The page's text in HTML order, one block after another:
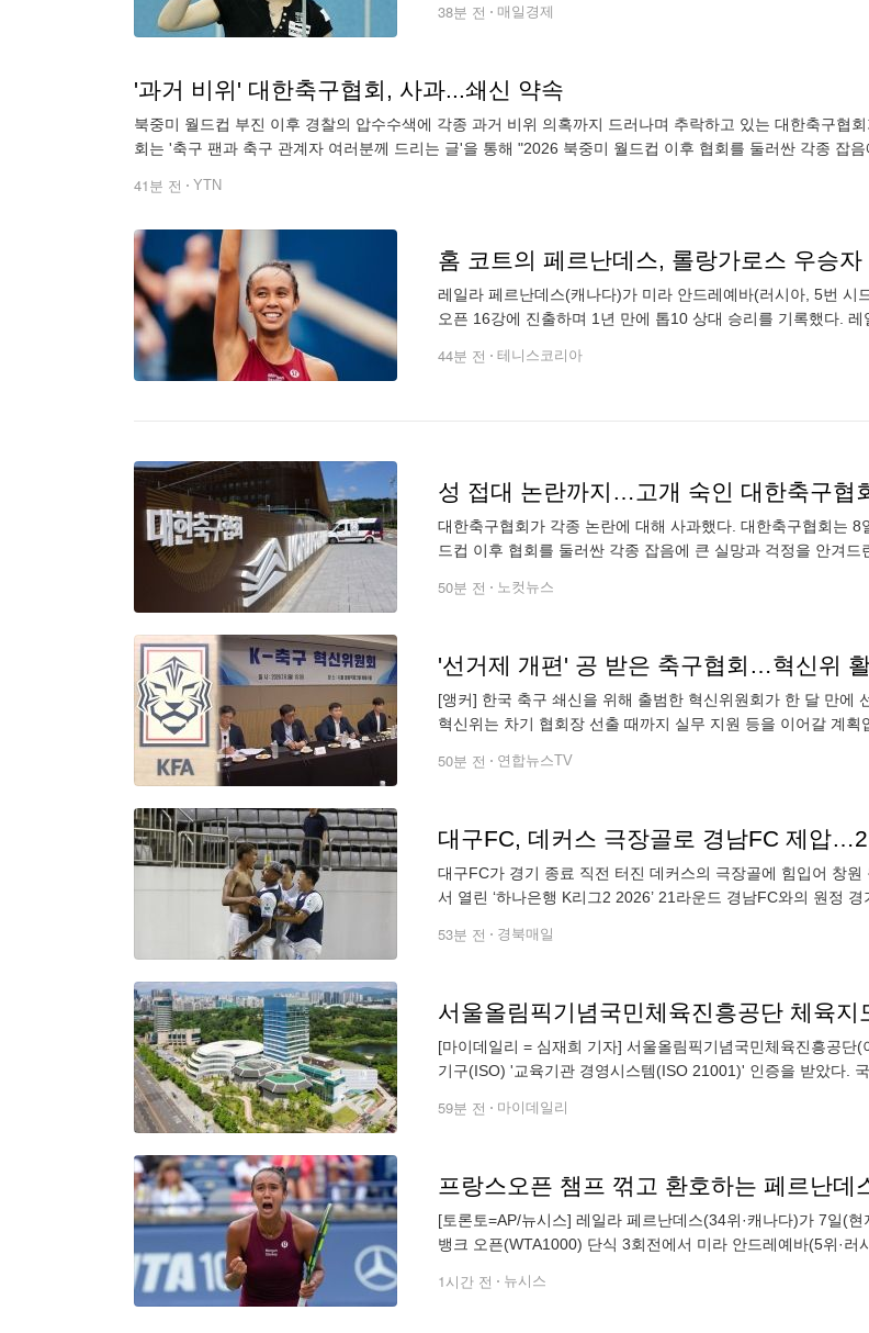
38분 전 매일경제
'과거 비위' 대한축구협회, 사과...쇄신 약속
북중미 월드컵 부진 이후 경찰의 압수수색에 각종 과거 비위 의혹까지 드러나며 추락하고 있는 대한축구협
회는 '축구 팬과 축구 관계자 여러분께 드리는 글'을 통해 "2026 북중미 월드컵 이후 협회를 둘러싼 각종 잡
41분 전 YTN
레일라 페르난데스(캐나다)가 미라 안드레예바(러시아, 5번
오픈 16강에 진출하며 1년 만에 톱10 상대 승리를 기록했다.
44분 전 테니스코리아
성 접대 논란까지…고개 숙인 대한축구협
대한축구협회가 각종 논란에 대해 사과했다. 대한축구협회는
드컵 이후 협회를 둘러싼 각종 잡음에 큰 실망과 걱정을 안겨
50분 전 노컷뉴스
'선거제 개편' 공 받은 축구협회…혁신위
[앵커] 한국 축구 쇄신을 위해 출범한 혁신위원회가 한 달 만에
혁신위는 차기 협회장 선출 때까지 실무 지원 등을 이어갈 계
50분 전 연합뉴스TV
대구FC, 데커스 극장골로 경남FC 제압
대구FC가 경기 종료 직전 터진 데커스의 극장골에 힘입어 창
서 열린 ‘하나은행 K리그2 2026’ 21라운드 경남FC와의 원정
53분 전 경북매일
[마이데일리 = 심재희 기자] 서울올림픽기념국민체육진흥공
기구(ISO) '교육기관 경영시스템(ISO 21001)' 인증을 받았다.
59분 전 마이데일리
프랑스오픈 챔프 꺾고 환호하는 페르난데
[토론토=AP/뉴시스] 레일라 페르난데스(34위·캐나다)가 7일(
뱅크 오픈(WTA1000) 단식 3회전에서 미라 안드레예바(5위·
1시간 전 뉴시스